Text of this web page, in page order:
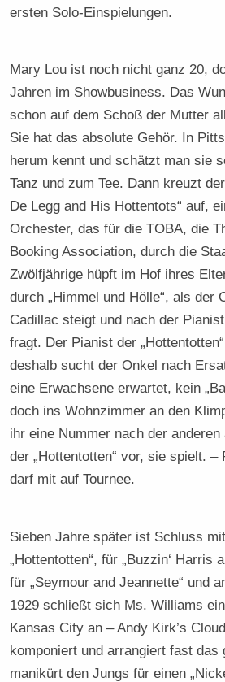
ersten Solo-Einspielungen.
Mary Lou ist noch nicht ganz 20,
Jahren im Showbusiness. Das
schon auf dem Schoß der Mutter
Sie hat das absolute Gehör. In
herum kennt und schätzt man sie
Tanz und zum Tee. Dann kreuzt
De Legg and His Hottentots“ auf,
Orchester, das für die TOBA, die
Booking Association, durch die
Zwölfjährige hüpft im Hof ihres
durch „Himmel und Hölle“, als der
Cadillac steigt und nach der
fragt. Der Pianist der
deshalb sucht der Onkel nach
eine Erwachsene erwartet, kein
doch ins Wohnzimmer an den
ihr eine Nummer nach der
der „Hottentotten“ vor, sie spielt. –
darf mit auf Tournee.
Sieben Jahre später ist Schluss
„Hottentotten“, für „Buzzin‘ Harris
für „Seymour and Jeannette“ und
1929 schließt sich Ms. Williams
Kansas City an – Andy Kirk’s
komponiert und arrangiert fast das
manikürt den Jungs für einen